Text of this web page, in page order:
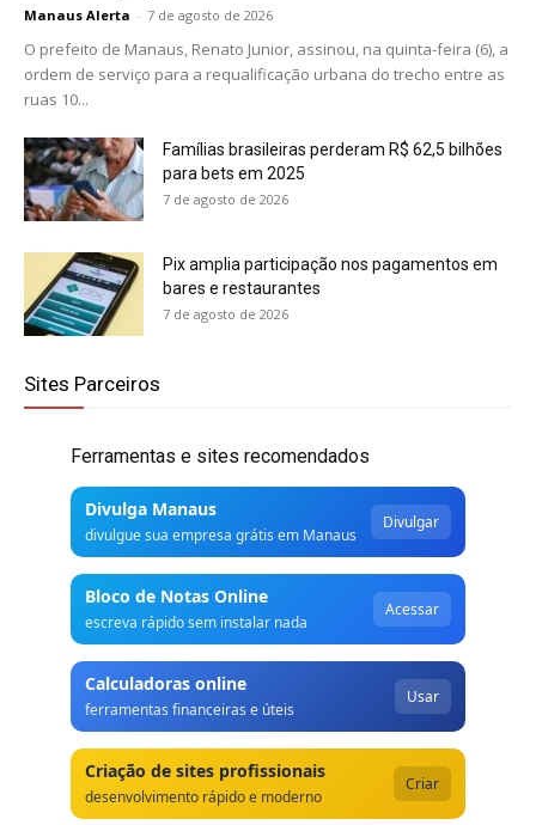
Manaus Alerta - 7 de agosto de 2026
O prefeito de Manaus, Renato Junior, assinou, na quinta-feira (6), a
ordem de serviço para a requalificação urbana do trecho entre as
ruas 10...
Famílias brasileiras perderam R$ 62,5 bilhões
para bets em 2025
7 de agosto de 2026
Pix amplia participação nos pagamentos em
bares e restaurantes
7 de agosto de 2026
Sites Parceiros
Ferramentas e sites recomendados
Divulga Manaus
divulgue sua empresa grátis em Manaus
Divulgar
Bloco de Notas Online
escreva rápido sem instalar nada
Acessar
Calculadoras online
ferramentas financeiras e úteis
Usar
Criação de sites profissionais
desenvolvimento rápido e moderno
Criar